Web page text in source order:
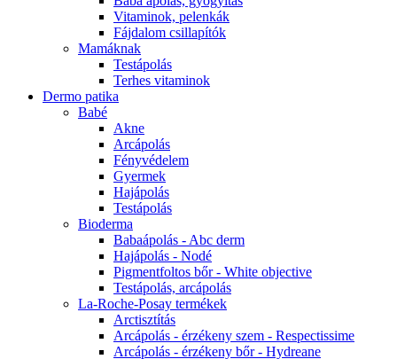
Vitaminok, pelenkák
Fájdalom csillapítók
Mamáknak
Testápolás
Terhes vitaminok
Dermo patika
Babé
Akne
Arcápolás
Fényvédelem
Gyermek
Hajápolás
Testápolás
Bioderma
Babaápolás - Abc derm
Hajápolás - Nodé
Pigmentfoltos bőr - White objective
Testápolás, arcápolás
La-Roche-Posay termékek
Arctisztítás
Arcápolás - érzékeny szem - Respectissime
Arcápolás - érzékeny bőr - Hydreane